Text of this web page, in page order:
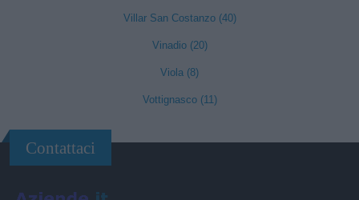
Villar San Costanzo (40)
Vinadio (20)
Viola (8)
Vottignasco (11)
Contattaci